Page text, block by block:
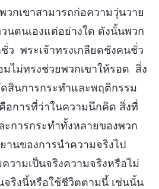
วกเขาสามารถก่อความวุ่นวาย
นตนเองแต่อย่างใด ดังนั้นพวก
ว พระเจ้าทรงเกลียดชังคนชั่ว
มไม่ทรงช่วยพวกเขาให้รอด สิ่ง
สินการกระทำและพฤติกรรม
การที่ว่าในความนึกคิด สิ่งที่
ะการกระทำทั้งหลายของพวก
านของการนำความจริงไป
วามเป็นจริงความจริงหรือไม่
จริงนี้หรือใช้ชีวิตตามนี้ เช่นนั้น